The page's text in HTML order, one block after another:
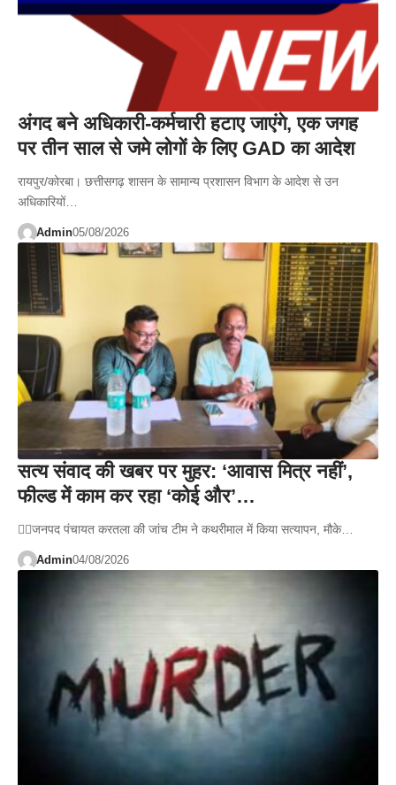
अंगद बने अधिकारी-कर्मचारी हटाए जाएंगे, एक जगह
पर तीन साल से जमे लोगों के लिए GAD का आदेश
रायपुर/कोरबा। छत्तीसगढ़ शासन के सामान्य प्रशासन विभाग के आदेश से उन
अधिकारियों…
Admin05/08/2026
सत्य संवाद की खबर पर मुहर: ‘आवास मित्र नहीं’,
फील्ड में काम कर रहा ‘कोई और’…
👉🏻जनपद पंचायत करतला की जांच टीम ने कथरीमाल में किया सत्यापन, मौके…
Admin04/08/2026